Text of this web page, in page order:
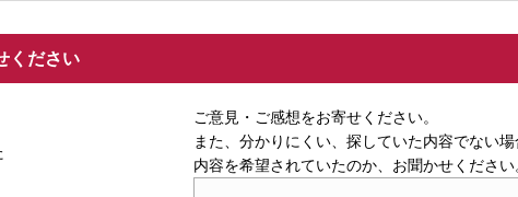
ください
ご意見・ご感想をお寄せください。
また、分かりにくい、探していた内容でない
内容を希望されていたのか、お聞かせください